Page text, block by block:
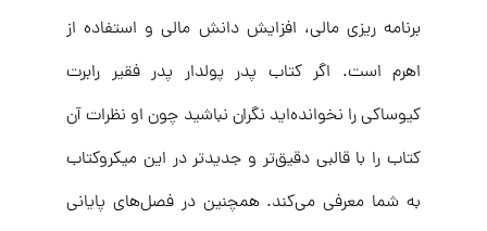
برنامه ریزی مالی، افزایش دانش مالی و استفاده از
اهرم است. اگر کتاب پدر پولدار پدر فقیر رابرت
کیوساکی را نخوانده‌اید نگران نباشید چون او نظرات آن
کتاب را با قالبی دقیق‌تر و جدیدتر در این میکروکتاب
به شما معرفی می‌کند. همچنین در فصل‌های پایانی